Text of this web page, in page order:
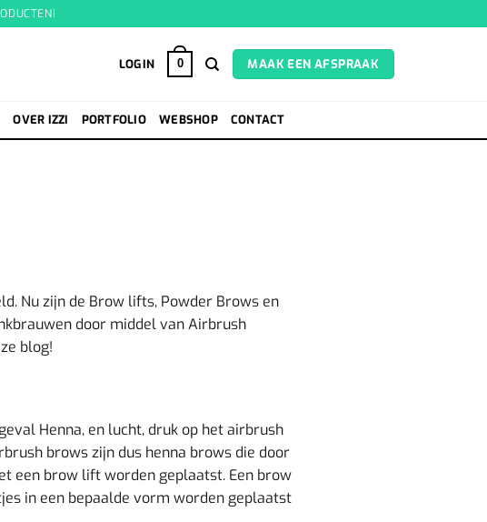
LOGIN 0 MAAK EEN AFSPRAAK
OVER IZZI PORTFOLIO WEBSHOP CONTACT
Nu zijn de Brow lifts, Powder Brows en
door middel van Airbrush
blog!
Henna, en lucht, druk op het airbrush
brows zijn dus henna brows die door
een brow lift worden geplaatst. Een brow
in een bepaalde vorm worden geplaatst